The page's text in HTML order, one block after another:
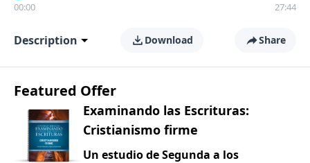
00:00 27:44
Description Download Share
Featured Offer
Examinando las Escrituras:
Cristianismo firme
Un estudio de Segunda a los